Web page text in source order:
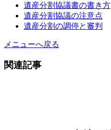
遺産分割協議書の書き方
遺産分割協議の注意点
遺産分割の調停と審判
メニューへ戻る
関連記事